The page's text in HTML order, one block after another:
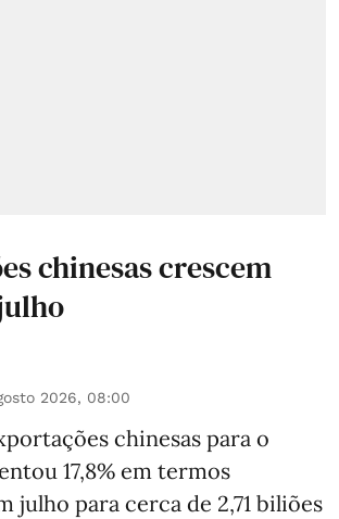
chinesas crescem
2026, 08:00
chinesas para o
17,8% em termos
julho para cerca de 2,71 biliões